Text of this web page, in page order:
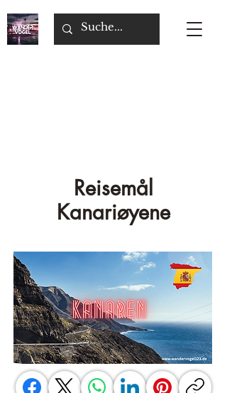
Reisemål
Kanariøyene